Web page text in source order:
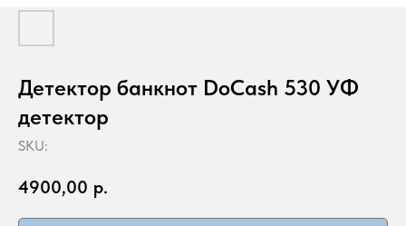
Детектор банкнот DoCash 530 УФ
детектор
SKU:
4900,00 р.